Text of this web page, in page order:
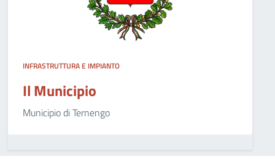
INFRASTRUTTURA E IMPIANTO
Il Municipio
Municipio di Ternengo